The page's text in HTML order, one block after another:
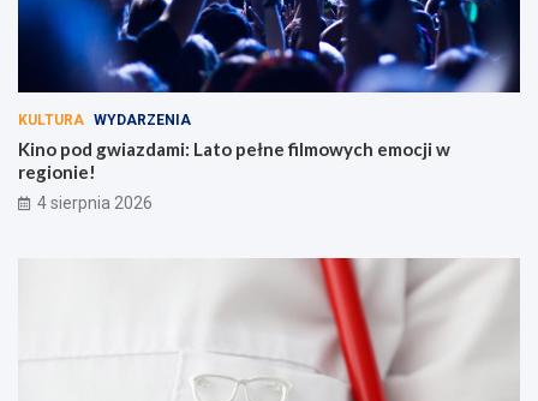
KULTURA WYDARZENIA
Kino pod gwiazdami: Lato pełne filmowych emocji w
regionie!
4 sierpnia 2026